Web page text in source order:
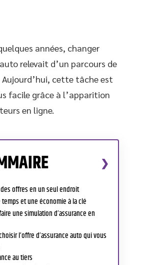
années, changer
relevait d’un parcours de
cette tâche est
facile grâce à l’apparition
en ligne.
offres en un seul endroit
temps et une économie à la clé
une simulation d’assurance en
l’offre d’assurance auto qui vous
au tiers